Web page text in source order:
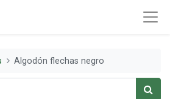
Algodón flechas negro